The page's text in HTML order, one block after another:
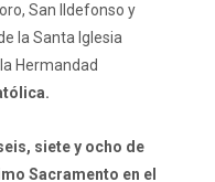
San Ildefonso y
la Santa Iglesia
Hermandad
siete y ocho de
Sacramento en el